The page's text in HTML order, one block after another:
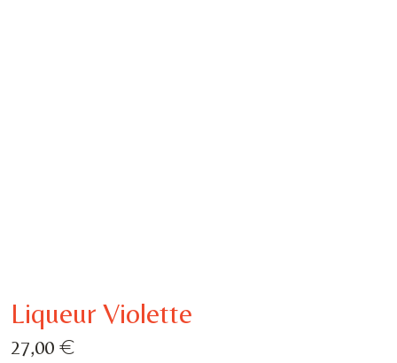
Liqueur Violette
27,00 €